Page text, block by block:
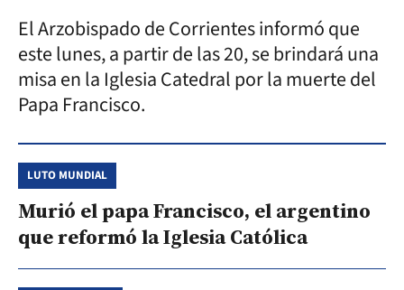
El Arzobispado de Corrientes informó que
este lunes, a partir de las 20, se brindará una
misa en la Iglesia Catedral por la muerte del
Papa Francisco.
LUTO MUNDIAL
Murió el papa Francisco, el argentino
que reformó la Iglesia Católica